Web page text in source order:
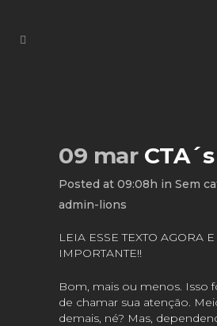
09 marCTA´s
Posted at 09:08h in Sem
admin-lions
LEIA ESSE TEXTO AGORA
IMPORTANTE!!
Bom, mais ou menos. Isso
de chamar sua atenção.
demais, né? Mas,